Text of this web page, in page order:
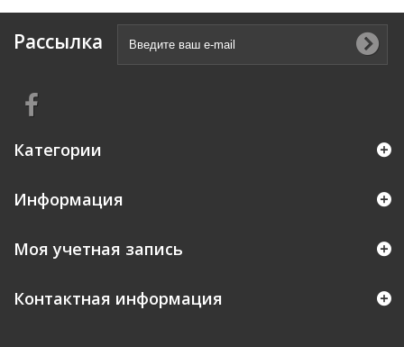
Рассылка
Категории
Информация
Моя учетная запись
Контактная информация